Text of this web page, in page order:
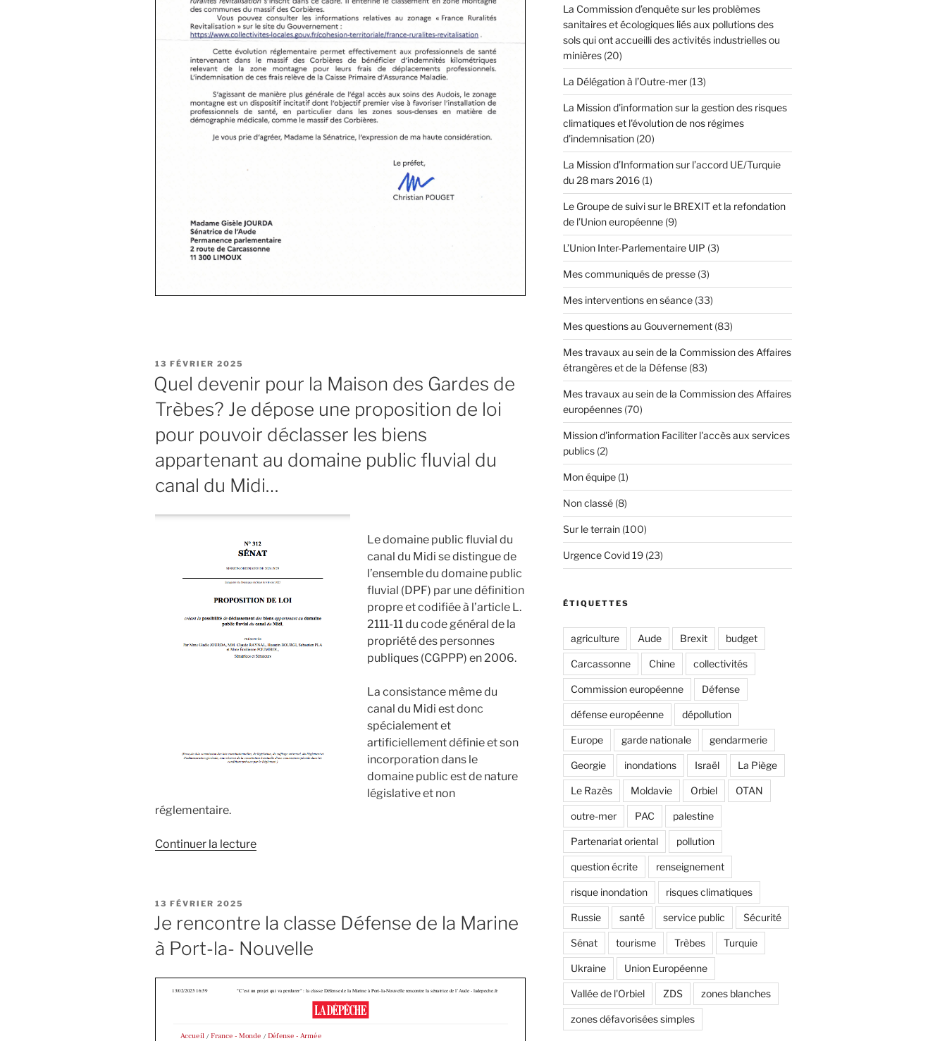
PUBLIÉ
LE
13 FÉVRIER 2025
Quel devenir pour la Maison des Gardes de
Trèbes? Je dépose une proposition de loi
pour pouvoir déclasser les biens
appartenant au domaine public fluvial du
canal du Midi…
Le domaine public fluvial du
canal du Midi se distingue de
l’ensemble du domaine public
fluvial (DPF) par une définition
propre et codifiée à l’article L.
2111-11 du code général de la
propriété des personnes
publiques (CGPPP) en 2006.
La consistance même du
canal du Midi est donc
spécialement et
artificiellement définie et son
incorporation dans le
domaine public est de nature
législative et non
réglementaire.
Continuer la lecture
Maison
des
de
Trèbes?
dépose
PUBLIÉ
LE
13 FÉVRIER 2025
Je rencontre la classe Défense de la Marine
à Port-la- Nouvelle
La Commission d’enquête sur les problèmes
sanitaires et écologiques liés aux pollutions des
sols qui ont accueilli des activités industrielles ou
minières(20)
La Délégation à l’Outre-mer(13)
La Mission d'information sur la gestion des risques
climatiques et l'évolution de nos régimes
d'indemnisation(20)
La Mission d’Information sur l’accord UE/Turquie
du 28 mars 2016(1)
Le Groupe de suivi sur le BREXIT et la refondation
de l’Union européenne(9)
L’Union Inter-Parlementaire UIP (3)
Mes communiqués de presse(3)
Mes interventions en séance(33)
Mes questions au Gouvernement(83)
Mes travaux au sein de la Commission des Affaires
étrangères et de la Défense(83)
Mes travaux au sein de la Commission des Affaires
européennes(70)
Mission d'information Faciliter l'accès aux services
publics(2)
Mon équipe(1)
Non classé(8)
Sur le terrain(100)
Urgence Covid 19(23)
ÉTIQUETTES
agriculture Aude Brexit budget
Carcassonne Chine collectivités
Commission européenne Défense
défense européenne dépollution
Europe garde nationale gendarmerie
Georgie inondations Israël La Piège
Le Razès Moldavie Orbiel OTAN
outre-mer PAC palestine
Partenariat oriental pollution
question écrite renseignement
risque inondation risques climatiques
Russie santé service public Sécurité
Sénat tourisme Trèbes Turquie
Ukraine Union Européenne
Vallée de l'Orbiel ZDS zones blanches
zones défavorisées simples